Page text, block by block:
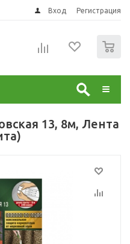
Вход Регистрация
13, 8м, Лента